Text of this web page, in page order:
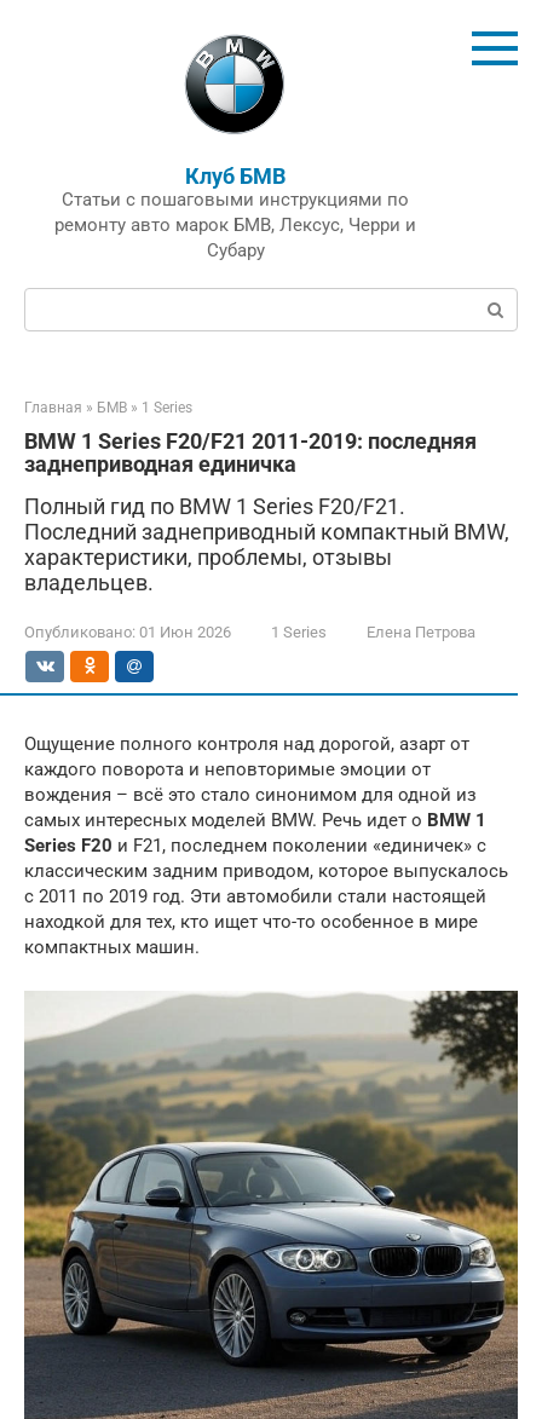
Клуб БМВ
Статьи с пошаговыми инструкциями по
ремонту авто марок БМВ, Лексус, Черри и
Субару
Поиск:
Главная » БМВ » 1 Series
BMW 1 Series F20/F21 2011-2019: последняя
заднеприводная единичка
Полный гид по BMW 1 Series F20/F21.
Последний заднеприводный компактный BMW,
характеристики, проблемы, отзывы
владельцев.
Опубликовано: 01 Июн 2026 1 Series Елена Петрова
Ощущение полного контроля над дорогой, азарт от
каждого поворота и неповторимые эмоции от
вождения – всё это стало синонимом для одной из
самых интересных моделей BMW. Речь идет о BMW 1
Series F20 и F21, последнем поколении «единичек» с
классическим задним приводом, которое выпускалось
с 2011 по 2019 год. Эти автомобили стали настоящей
находкой для тех, кто ищет что-то особенное в мире
компактных машин.